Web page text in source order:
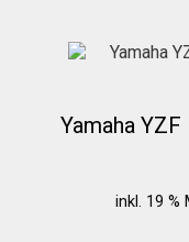
Yamaha
inkl. 19 %